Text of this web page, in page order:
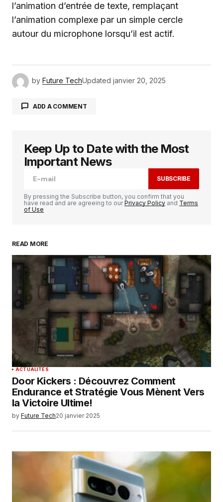
l’animation d’entrée de texte, remplaçant
l’animation complexe par un simple cercle
autour du microphone lorsqu’il est actif.
by Future TechUpdated janvier 20, 2025
ADD A COMMENT
Votre adresse e-mail ne sera pas publiée. Les
champs obligatoires sont indiqués avec
Your Name
Your E-mail
Enregistrer mon nom, mon e-mail et mon
site dans le navigateur pour mon prochain
commentaire.
SUBMIT COMMENT
Keep Up to Date with the Most
Important News
SUBSCRIBE
By pressing the Subscribe button, you confirm that you
have read and are agreeing to ourPrivacy Policy and Terms
of Use
READ MORE
ACTUALITÉS
Door Kickers : Découvrez Comment
Endurance et Stratégie Vous Mènent Vers
la Victoire Ultime!
by Future Tech20 janvier 2025